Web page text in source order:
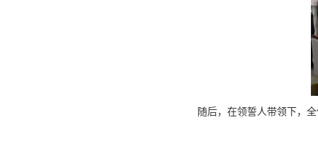
随后，在领誓人带领下，